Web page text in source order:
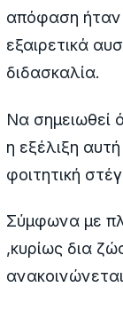
απόφαση ήταν
εξαιρετικά
διδασκαλία.
Να σημειωθεί
η εξέλιξη
φοιτητική
Σύμφωνα με
,κυρίως δια